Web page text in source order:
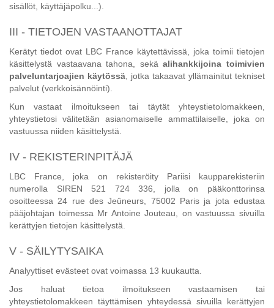
sisällöt, käyttäjäpolku...).
III - TIETOJEN VASTAANOTTAJAT
Kerätyt tiedot ovat LBC France käytettävissä, joka toimii tietojen
käsittelystä vastaavana tahona, sekäalihankkijoina toimivien
palveluntarjoajien käytössä , jotka takaavat yllämainitut tekniset
palvelut (verkkoisännöinti).
Kun vastaat ilmoitukseen tai täytät yhteystietolomakkeen,
yhteystietosi välitetään asianomaiselle ammattilaiselle, joka on
vastuussa niiden käsittelystä.
IV - REKISTERINPITÄJÄ
LBC France, joka on rekisteröity Pariisi kaupparekisteriin
numerolla SIREN 521 724 336, jolla on pääkonttorinsa
osoitteessa 24 rue des Jeûneurs, 75002 Paris ja jota edustaa
pääjohtajan toimessa Mr Antoine Jouteau, on vastuussa sivuilla
kerättyjen tietojen käsittelystä.
V - SÄILYTYSAIKA
Analyyttiset evästeet ovat voimassa 13 kuukautta.
Jos haluat tietoa ilmoitukseen vastaamisen tai
yhteystietolomakkeen täyttämisen yhteydessä sivuilla kerättyjen